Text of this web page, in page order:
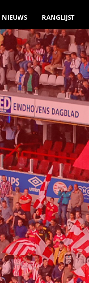
NIEUWS RANGLIJST